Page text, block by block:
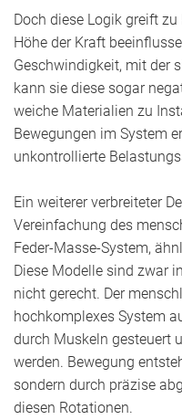
Doch diese Logik greift
Höhe der Kraft
Geschwindigkeit, mit der
kann sie diese sogar
weiche Materialien zu
Bewegungen im System
unkontrollierte
Ein weiterer verbreiteter
Vereinfachung des
Feder-Masse-System,
Diese Modelle sind zwar
nicht gerecht. Der
hochkomplexes System
durch Muskeln gesteuert
werden. Bewegung
sondern durch präzise
diesen Rotationen.